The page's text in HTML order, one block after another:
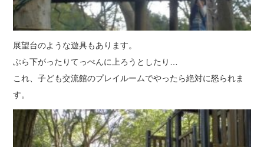
展望台のような遊具もあります。
ぶら下がったりてっぺんに上ろうとしたり…
これ、子ども交流館のプレイルームでやったら絶対に怒られま
す。